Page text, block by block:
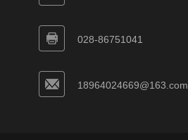
028-86751041
18964024669@163.com